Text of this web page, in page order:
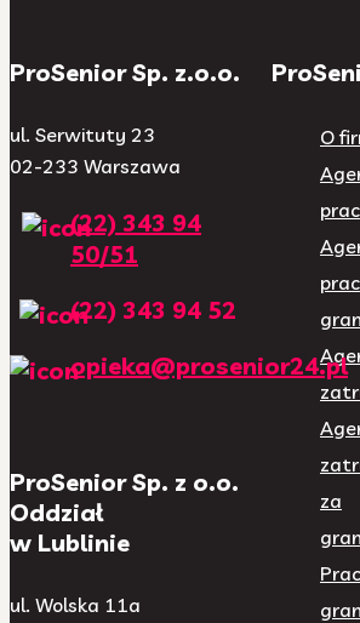
ProSenior Sp. z.o.o.
ul. Serwituty 23
02-233 Warszawa
(22) 343 94
50/51
(22) 343 94 52
opieka@prosenior24.pl
ProSenior Sp. z o.o.
Oddział
w Lublinie
ul. Wolska 11a
O
za